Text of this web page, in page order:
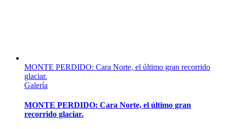
MONTE PERDIDO: Cara Norte, el último gran recorrido
glaciar.
Galería
MONTE PERDIDO: Cara Norte, el último gran
recorrido glaciar.